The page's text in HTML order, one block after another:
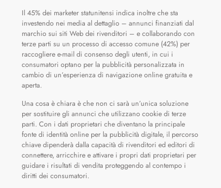
Il 45% dei marketer statunitensi indica inoltre che sta
investendo nei media al dettaglio – annunci finanziati dal
marchio sui siti Web dei rivenditori – e collaborando con
terze parti su un processo di accesso comune (42%) per
raccogliere e-mail di consenso degli utenti, in cui i
consumatori optano per la pubblicità personalizzata in
cambio di un’esperienza di navigazione online gratuita e
aperta.
Una cosa è chiara è che non ci sarà un’unica soluzione
per sostituire gli annunci che utilizzano cookie di terze
parti. Con i dati proprietari che diventano la principale
fonte di identità online per la pubblicità digitale, il percorso
chiave dipenderà dalla capacità di rivenditori ed editori di
connettere, arricchire e attivare i propri dati proprietari per
guidare i risultati di vendita proteggendo al contempo i
diritti dei consumatori.